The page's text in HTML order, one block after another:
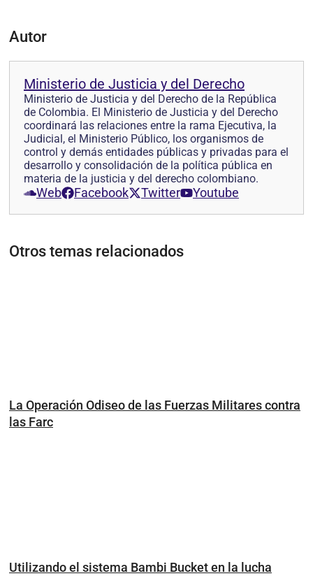
Autor
Ministerio de Justicia y del Derecho
Ministerio de Justicia y del Derecho de la República
de Colombia. El Ministerio de Justicia y del Derecho
coordinará las relaciones entre la rama Ejecutiva, la
Judicial, el Ministerio Público, los organismos de
control y demás entidades públicas y privadas para el
desarrollo y consolidación de la política pública en
materia de la justicia y del derecho colombiano.
Web Facebook Twitter Youtube
Otros temas relacionados
La Operación Odiseo de las Fuerzas Militares contra
las Farc
Utilizando el sistema Bambi Bucket en la lucha